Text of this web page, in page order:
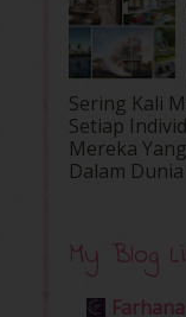
Sering Kali
Setiap
Mereka
Dalam‍
My Blog